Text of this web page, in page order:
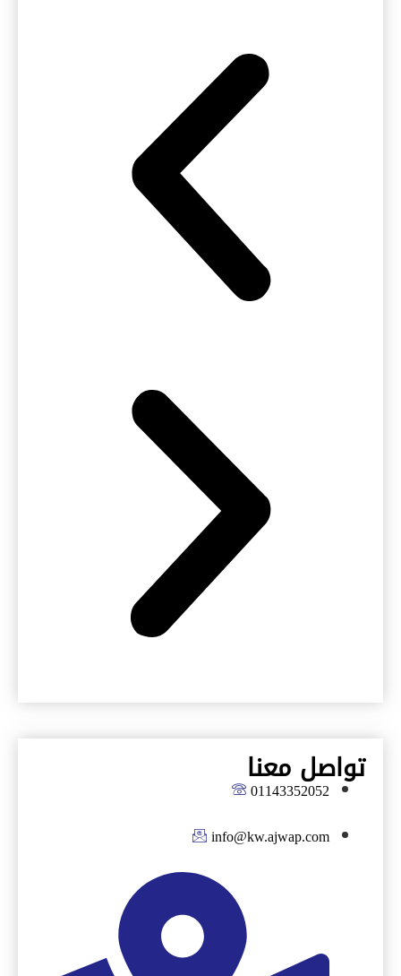
تواصل معنا
01143352052
info@kw.ajwap.com